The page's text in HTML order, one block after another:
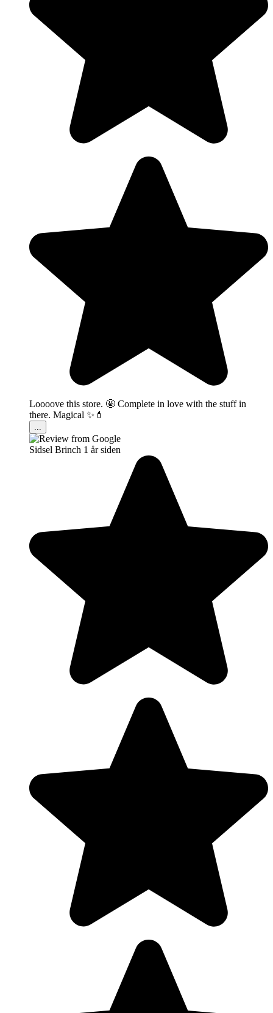
Loooove this store. 🤩 Complete in love with the stuff in
there. Magical ✨💄
...
Sidsel Brinch 1 år siden